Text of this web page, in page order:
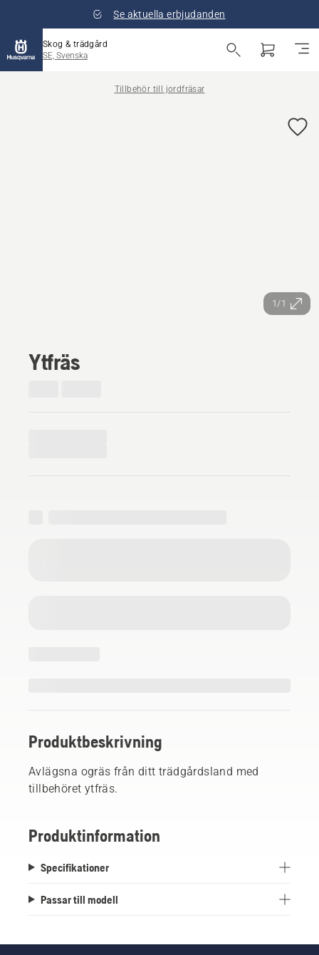
Se aktuella erbjudanden
Skog & trädgård
SE, Svenska
Tillbehör till jordfräsar
1/1
Ytfräs
Produktbeskrivning
Avlägsna ogräs från ditt trädgårdsland med
tillbehöret ytfräs.
Produktinformation
Specifikationer
Passar till modell